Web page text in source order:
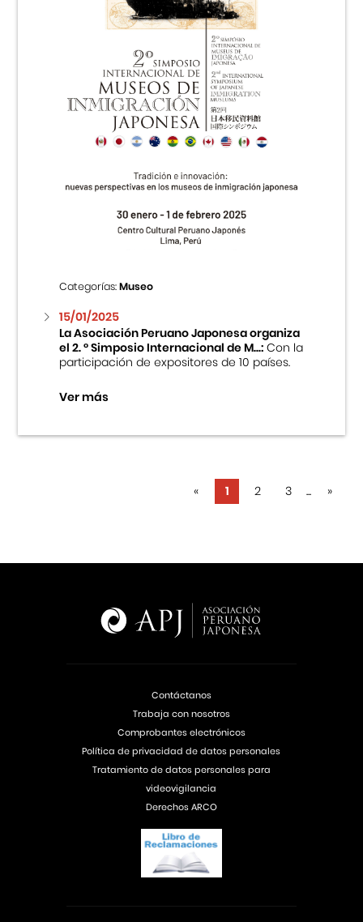
Categorías:Museo
15/01/2025
La Asociación Peruano Japonesa organiza
el 2. ° Simposio Internacional de M...:Con la
participación de expositores de 10 países.
Ver más
« 1 2 3 ... »
Contáctanos
Trabaja con nosotros
Comprobantes electrónicos
Política de privacidad de datos personales
Tratamiento de datos personales para
videovigilancia
Derechos ARCO